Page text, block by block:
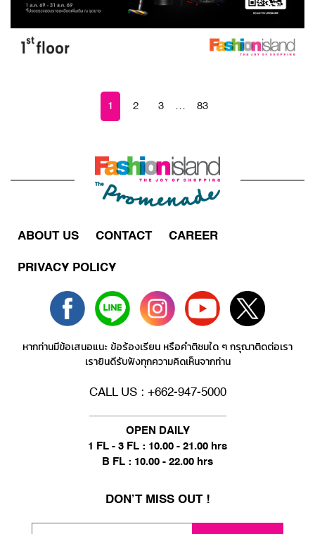
1 2 3 … 83
ABOUT US CONTACT CAREER
PRIVACY POLICY
หากท่านมีข้อเสนอแนะ ข้อร้องเรียน หรือคำติชมใด ๆ กรุณาติดต่อเรา
เรายินดีรับฟังทุกความคิดเห็นจากท่าน
CALL US : +662-947-5000
OPEN DAILY
1 FL - 3 FL : 10.00 - 21.00 hrs
B FL : 10.00 - 22.00 hrs
DON’T MISS OUT !